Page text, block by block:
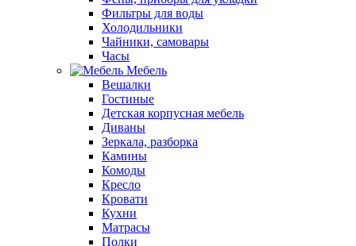
Фильтры для воды
Холодильники
Чайники, самовары
Часы
Мебель
Вешалки
Гостиные
Детская корпусная мебель
Диваны
Зеркала, разборка
Камины
Комоды
Кресло
Кровати
Кухни
Матрасы
Полки